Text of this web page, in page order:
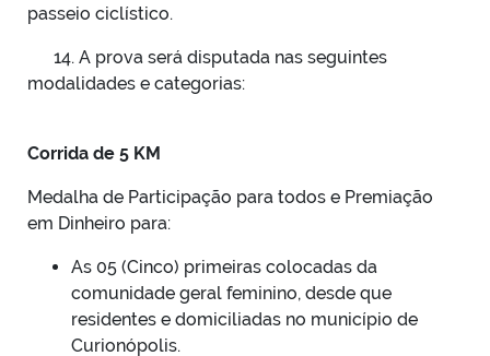
passeio ciclístico.
14. A prova será disputada nas seguintes
modalidades e categorias:
Corrida de 5 KM
Medalha de Participação para todos e Premiação
em Dinheiro para:
As 05 (Cinco) primeiras colocadas da
comunidade geral feminino, desde que
residentes e domiciliadas no município de
Curionópolis.